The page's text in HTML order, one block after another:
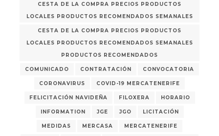
CESTA DE LA COMPRA PRECIOS PRODUCTOS
LOCALES PRODUCTOS RECOMENDADOS SEMANALES
CESTA DE LA COMPRA PRECIOS PRODUCTOS
LOCALES PRODUCTOS RECOMENDADOS SEMANALES
PRODUCTOS RECOMENDADOS
COMUNICADO CONTRATACIÓN CONVOCATORIA
CORONAVIRUS COVID-19 MERCATENERIFE
FELICITACIÓN NAVIDEÑA FILOXERA HORARIO
INFORMATION JGE JGO LICITACIÓN
MEDIDAS MERCASA MERCATENERIFE